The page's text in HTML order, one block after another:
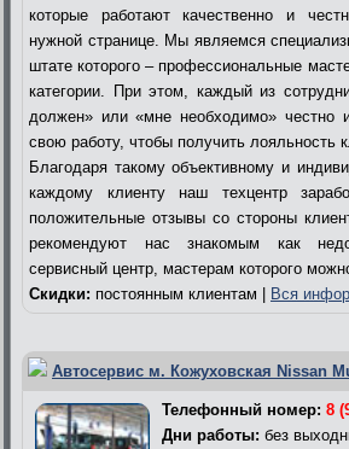
которые работают качественно и
нужной странице. Мы являемся
штате которого – профессиональные
категории. При этом, каждый из
должен» или «мне необходимо» честно
свою работу, чтобы получить лояльность
Благодаря такому объективному и
каждому клиенту наш техцентр
положительные отзывы со стороны
рекомендуют нас знакомым как
сервисный центр, мастерам которого
Скидки: постоянным клиентам | Вся
Автосервис м. Кожуховская Nissan
Телефонный номер: 8
Дни работы: без